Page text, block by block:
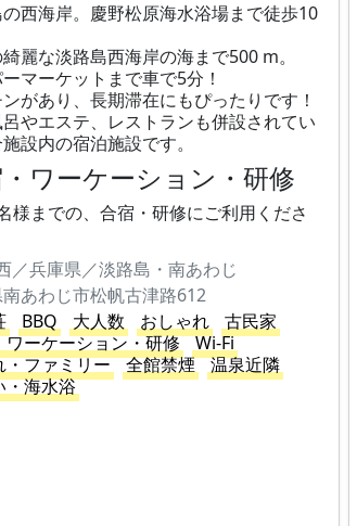
西海岸。慶野松原海水浴場まで徒歩10
麗な淡路島西海岸の海まで500 m。
マーケットまで車で5分！
があり、長期滞在にもぴったりです！
やエステ、レストランも併設されてい
設内の宿泊施設です。
ワーケーション・研修
様までの、合宿・研修にご利用くださ
／兵庫県／淡路島・南あわじ
あわじ市松帆古津路612
BBQ 大人数 おしゃれ
古民家
ワーケーション・研修
Wi-Fi
・ファミリー
全館禁煙
温泉近隣
・海水浴